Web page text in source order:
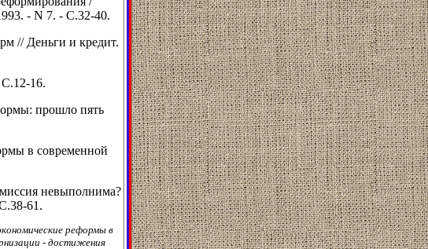
- N 7. - С.32-40.
// Деньги и кредит.
16.
прошло пять
в современной
невыполнима?
61.
реформы в
- достижения